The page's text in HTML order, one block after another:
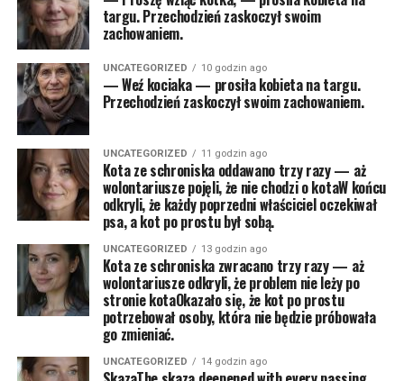
targu. Przechodzień zaskoczył swoim
zachowaniem.
UNCATEGORIZED 10 godzin ago
— Weź kociaka — prosiła kobieta na targu.
Przechodzień zaskoczył swoim zachowaniem.
UNCATEGORIZED 11 godzin ago
Kota ze schroniska oddawano trzy razy — aż
wolontariusze pojęli, że nie chodzi o kotaW końcu
odkryli, że każdy poprzedni właściciel oczekiwał
psa, a kot po prostu był sobą.
UNCATEGORIZED 13 godzin ago
Kota ze schroniska zwracano trzy razy — aż
wolontariusze odkryli, że problem nie leży po
stronie kotaOkazało się, że kot po prostu
potrzebował osoby, która nie będzie próbowała
go zmieniać.
UNCATEGORIZED 14 godzin ago